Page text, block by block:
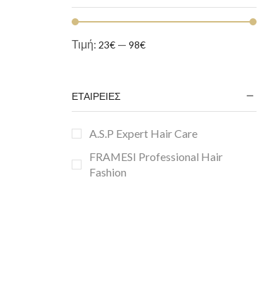
Θεραπείες για Τριχόπτωση και
Λιπαρή επιδερμίδα
Θεραπείες Φροντίδας Δέρματος και
Τιμή: 23€ — 98€
ΕΤΑΙΡΕΙΕΣ
A.S.P Expert Hair Care
FRAMESI Professional Hair
Fashion